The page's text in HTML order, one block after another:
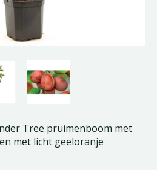
Tree pruimenboom met
met licht geeloranje